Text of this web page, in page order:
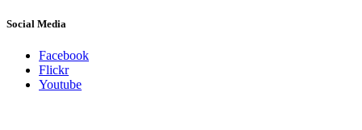
Social Media
Facebook
Flickr
Youtube